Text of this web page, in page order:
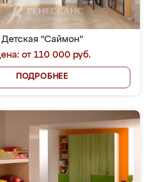
Детская "Саймон"
от 110 000 руб.
ПОДРОБНЕЕ